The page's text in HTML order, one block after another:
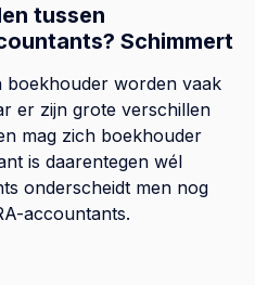
tussen
Schimmert
boekhouder worden vaak
er zijn grote verschillen
mag zich boekhouder
is daarentegen wél
onderscheidt men nog
accountants.